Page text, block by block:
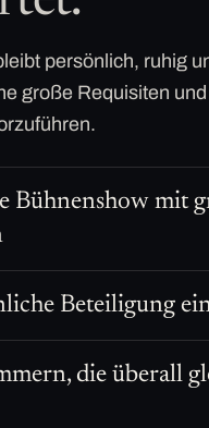
persönlich, ruhig
große Requisiten
Bühnenshow mit
Beteiligung
die überall